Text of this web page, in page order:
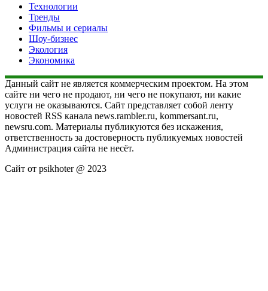
Технологии
Тренды
Фильмы и сериалы
Шоу-бизнес
Экология
Экономика
Данный сайт не является коммерческим проектом. На этом
сайте ни чего не продают, ни чего не покупают, ни какие
услуги не оказываются. Сайт представляет собой ленту
новостей RSS канала news.rambler.ru, kommersant.ru,
newsru.com. Материалы публикуются без искажения,
ответственность за достоверность публикуемых новостей
Администрация сайта не несёт.
Сайт от psikhoter @ 2023